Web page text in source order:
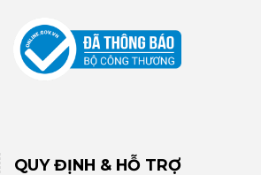
QUY ĐỊNH & HỖ TRỢ